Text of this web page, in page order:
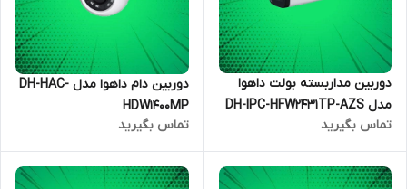
دوربین مداربسته بولت داهوا
مدل DH-IPC-HFW2431TP-AZS
تماس بگیرید
دوربین دام داهوا مدل DH-HAC-
HDW1400MP
تماس بگیرید